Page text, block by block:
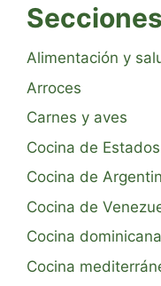
Alimentación y
Arroces
Carnes y aves
Cocina de
Cocina de
Cocina de
Cocina dominicana
Cocina